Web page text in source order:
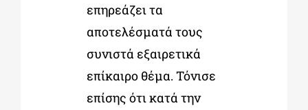
επηρεάζει τα
αποτελέσματά τους
συνιστά εξαιρετικά
επίκαιρο θέμα. Τόνισε
επίσης ότι κατά την